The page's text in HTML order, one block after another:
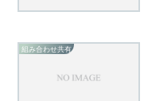
組み合わせ共有